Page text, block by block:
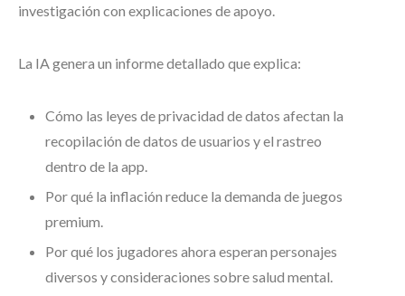
investigación con explicaciones de apoyo.
La IA genera un informe detallado que explica:
Cómo las leyes de privacidad de datos afectan la
recopilación de datos de usuarios y el rastreo
dentro de la app.
Por qué la inflación reduce la demanda de juegos
premium.
Por qué los jugadores ahora esperan personajes
diversos y consideraciones sobre salud mental.